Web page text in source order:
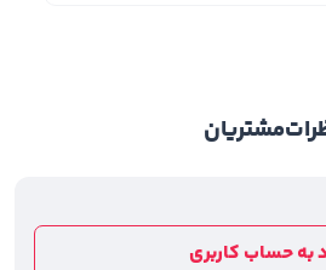
• شکل ظاهری موبی ام اف ۳۰ (۳*۳) معمولا به دو صورت
می‌شود.
مشتریان
به حساب کاربری